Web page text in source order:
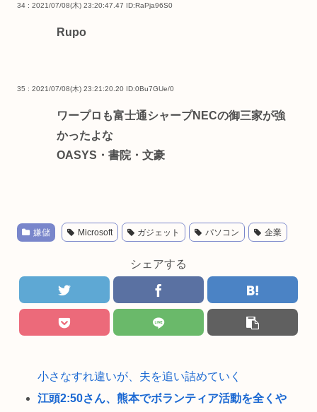
34 : 2021/07/08(木) 23:20:47.47 ID:RaPja96S0
Rupo
35 : 2021/07/08(木) 23:21:20.20 ID:0Bu7GUe/0
ワープロも富士通シャープNECの御三家が強
かったよな
OASYS・書院・文豪
嫌儲 Microsoft ガジェット パソコン 企業
シェアする
小さなすれ違いが、夫を追い詰めていく
江頭2:50さん、熊本でボランティア活動を全くや